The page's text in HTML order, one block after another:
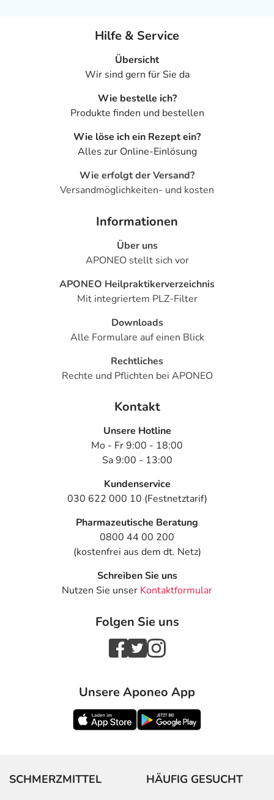
Hilfe & Service
Übersicht
Wir sind gern für Sie da
Wie bestelle ich?
Produkte finden und bestellen
Wie löse ich ein Rezept ein?
Alles zur Online-Einlösung
Wie erfolgt der Versand?
Versandmöglichkeiten- und kosten
Informationen
Über uns
APONEO stellt sich vor
APONEO Heilpraktikerverzeichnis
Mit integriertem PLZ-Filter
Downloads
Alle Formulare auf einen Blick
Rechtliches
Rechte und Pflichten bei APONEO
Kontakt
Unsere Hotline
Mo - Fr 9:00 - 18:00
Sa 9:00 - 13:00
Kundenservice
030 622 000 10 (Festnetztarif)
Pharmazeutische Beratung
0800 44 00 200
(kostenfrei aus dem dt. Netz)
Schreiben Sie uns
Nutzen Sie unser Kontaktformular
Folgen Sie uns
Unsere Aponeo App
SCHMERZMITTEL HÄUFIG GESUCHT